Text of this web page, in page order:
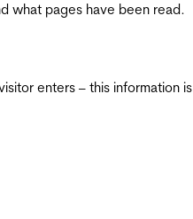
what pages have been read.
enters – this information